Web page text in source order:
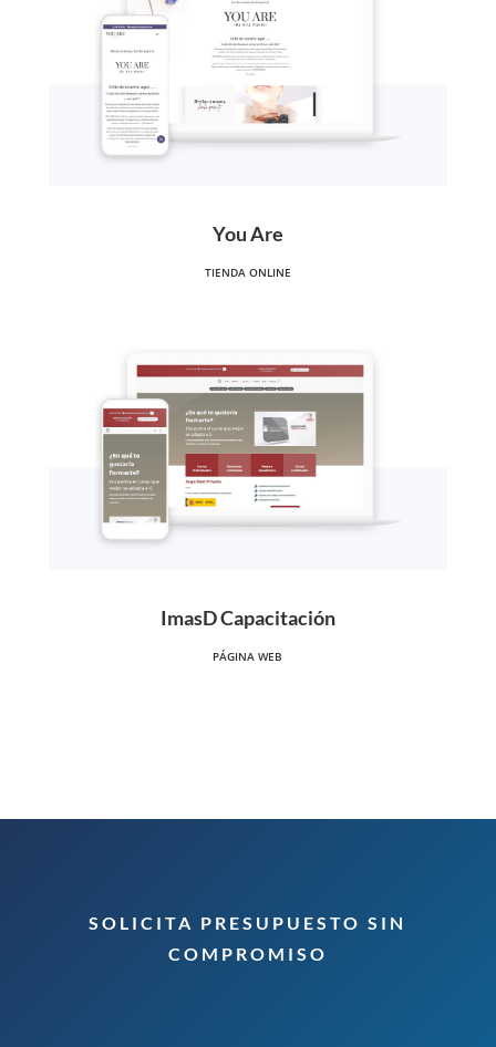
You Are
TIENDA ONLINE
ImasD Capacitación
PÁGINA WEB
SOLICITA PRESUPUESTO SIN
COMPROMISO